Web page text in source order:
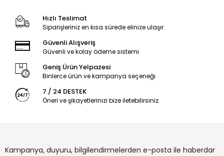
Hızlı Teslimat
Siparişleriniz en kısa sürede elinize ulaşır.
Güvenli Alışveriş
Güvenli ve kolay ödeme sistemi
Geniş Ürün Yelpazesi
Binlerce ürün ve kampanya seçeneği
7 / 24 DESTEK
Öneri ve şikayetlerinizi bize iletebilirsiniz.
Kampanya, duyuru, bilgilendirmelerden e-posta ile haberdar